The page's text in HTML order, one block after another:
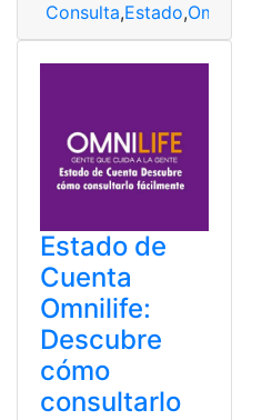
Consulta,Estado,Omnilife
Estado de
Cuenta
Omnilife:
Descubre
cómo
consultarlo